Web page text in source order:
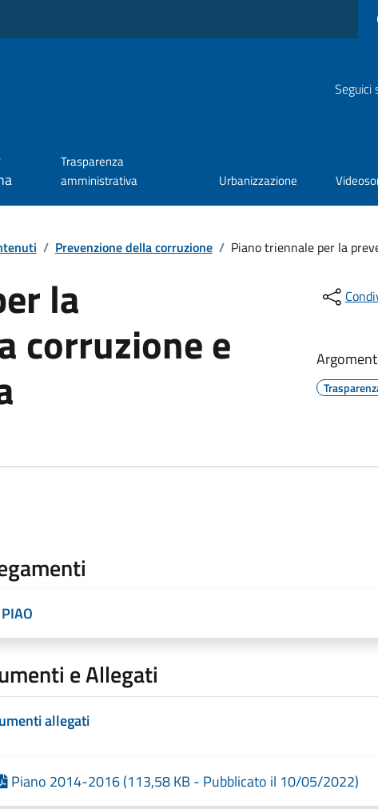
Seguici
Trasparenza
amministrativa
Urbanizzazione
/ Prevenzione della corruzione / Piano triennale per la
la
corruzione e
PIAO
e Allegati
allegati
Piano 2014-2016 (113,58 KB - Pubblicato il 10/05/2022)